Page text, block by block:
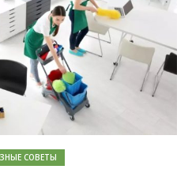
СОВЕТЫ